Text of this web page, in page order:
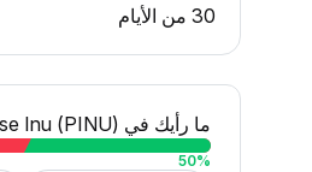
30 من الأيام
ما رأيك في Pulse Inu (PINU) اليوم؟
50%